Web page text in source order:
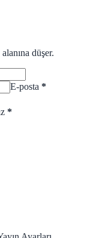
düşer.
E-posta *
*